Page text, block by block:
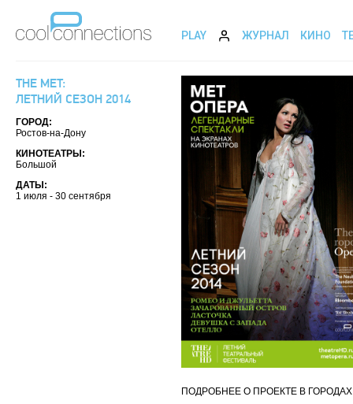
PLAY ЖУРНАЛ КИНО
THE MET:
ЛЕТНИЙ СЕЗОН 2014
ГОРОД:
Ростов-на-Дону
КИНОТЕАТРЫ:
Большой
ДАТЫ:
1 июля - 30 сентября
ПОДРОБНЕЕ О ПРОЕКТЕ В